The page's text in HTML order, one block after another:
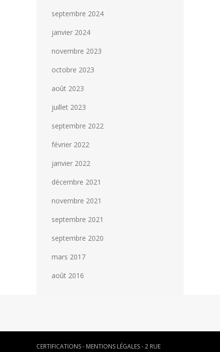
septembre 2024
janvier 2024
novembre 2023
octobre 2023
août 2023
juillet 2023
septembre 2022
février 2022
janvier 2022
décembre 2021
novembre 2021
septembre 2021
septembre 2020
mars 2017
août 2016
CERTIFICATIONS- MENTIONS LÉGALES- 2 RUE